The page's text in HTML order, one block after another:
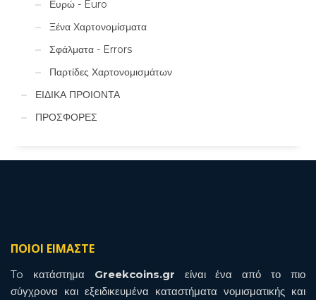
Ευρώ - Euro
Ξένα Χαρτονομίσματα
Σφάλματα - Errors
Παρτίδες Χαρτονομισμάτων
ΕΙΔΙΚΑ ΠΡΟΙΟΝΤΑ
ΠΡΟΣΦΟΡΕΣ
ΠΟΙΟΙ ΕΙΜΑΣΤΕ
To κατάστημα Greekcoins.gr είναι ένα από το πιο
σύγχρονα και εξειδικευμένα καταστήματα νομισματικής και